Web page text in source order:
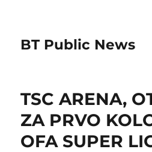
BT Public News
TSC ARENA,
ZA PRVO
OFA SUPER